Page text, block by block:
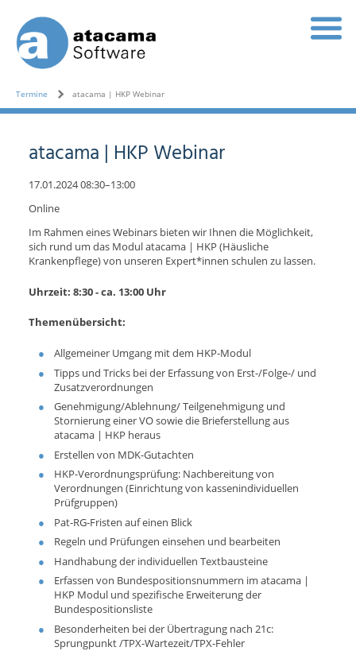
Termine atacama | HKP Webinar
atacama | HKP Webinar
17.01.2024 08:30–13:00
Online
Im Rahmen eines Webinars bieten wir Ihnen die Möglichkeit,
sich rund um das Modul atacama | HKP (Häusliche
Krankenpflege) von unseren Expert*innen schulen zu lassen.
Uhrzeit: 8:30 - ca. 13:00 Uhr
Themenübersicht:
Allgemeiner Umgang mit dem HKP-Modul
Tipps und Tricks bei der Erfassung von Erst-/Folge-/ und
Zusatzverordnungen
Genehmigung/Ablehnung/ Teilgenehmigung und
Stornierung einer VO sowie die Brieferstellung aus
atacama | HKP heraus
Erstellen von MDK-Gutachten
HKP-Verordnungsprüfung: Nachbereitung von
Verordnungen (Einrichtung von kassenindividuellen
Prüfgruppen)
Pat-RG-Fristen auf einen Blick
Regeln und Prüfungen einsehen und bearbeiten
Handhabung der individuellen Textbausteine
Erfassen von Bundespositionsnummern im atacama |
HKP Modul und spezifische Erweiterung der
Bundespositionsliste
Besonderheiten bei der Übertragung nach 21c:
Sprungpunkt /TPX-Wartezeit/TPX-Fehler